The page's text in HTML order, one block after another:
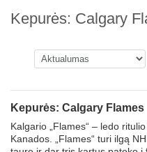
Kepurės: Calgary
Kepurės: Calgary Flames
Kalgario „Flames“ – ledo
Kanados. „Flames“ turi ilgą